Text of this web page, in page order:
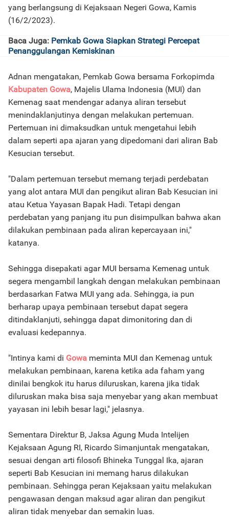
yang berlangsung di Kejaksaan Negeri Gowa, Kamis
(16/2/2023).
Baca Juga: Pemkab Gowa Siapkan Strategi Percepat
Penanggulangan Kemiskinan
Adnan mengatakan, Pemkab Gowa bersama Forkopimda
Kabupaten Gowa, Majelis Ulama Indonesia (MUI) dan
Kemenag saat mendengar adanya aliran tersebut
menindaklanjutinya dengan melakukan pertemuan.
Pertemuan ini dimaksudkan untuk mengetahui lebih
dalam seperti apa ajaran yang dipedomani dari aliran Bab
Kesucian tersebut.
"Dalam pertemuan tersebut memang terjadi perdebatan
yang alot antara MUI dan pengikut aliran Bab Kesucian ini
atau Ketua Yayasan Bapak Hadi. Tetapi dengan
perdebatan yang panjang itu pun disimpulkan bahwa akan
dilakukan pembinaan pada aliran kepercayaan ini,"
katanya.
Sehingga disepakati agar MUI bersama Kemenag untuk
segera mengambil langkah dengan melakukan pembinaan
berdasarkan Fatwa MUI yang ada. Sehingga, ia pun
berharap upaya pembinaan tersebut dapat segera
ditindaklanjuti, sehingga dapat dimonitoring dan di
evaluasi kedepannya.
"Intinya kami di Gowa meminta MUI dan Kemenag untuk
melakukan pembinaan, karena ketika ada faham yang
dinilai bengkok itu harus diluruskan, karena jika tidak
diluruskan maka bisa saja menyebar yang akan membuat
yayasan ini lebih besar lagi," jelasnya.
Sementara Direktur B, Jaksa Agung Muda Intelijen
Kejaksaan Agung RI, Ricardo Simanjuntak mengatakan,
sesuai dengan arti filosofi Bhineka Tunggal Ika, ajaran
seperti Bab Kesucian ini memang harus dilakukan
pembinaan. Sehingga peran Kejaksaan yaitu melakukan
pengawasan dengan maksud agar aliran dan pengikut
aliran tidak menyebar dan semakin luas.